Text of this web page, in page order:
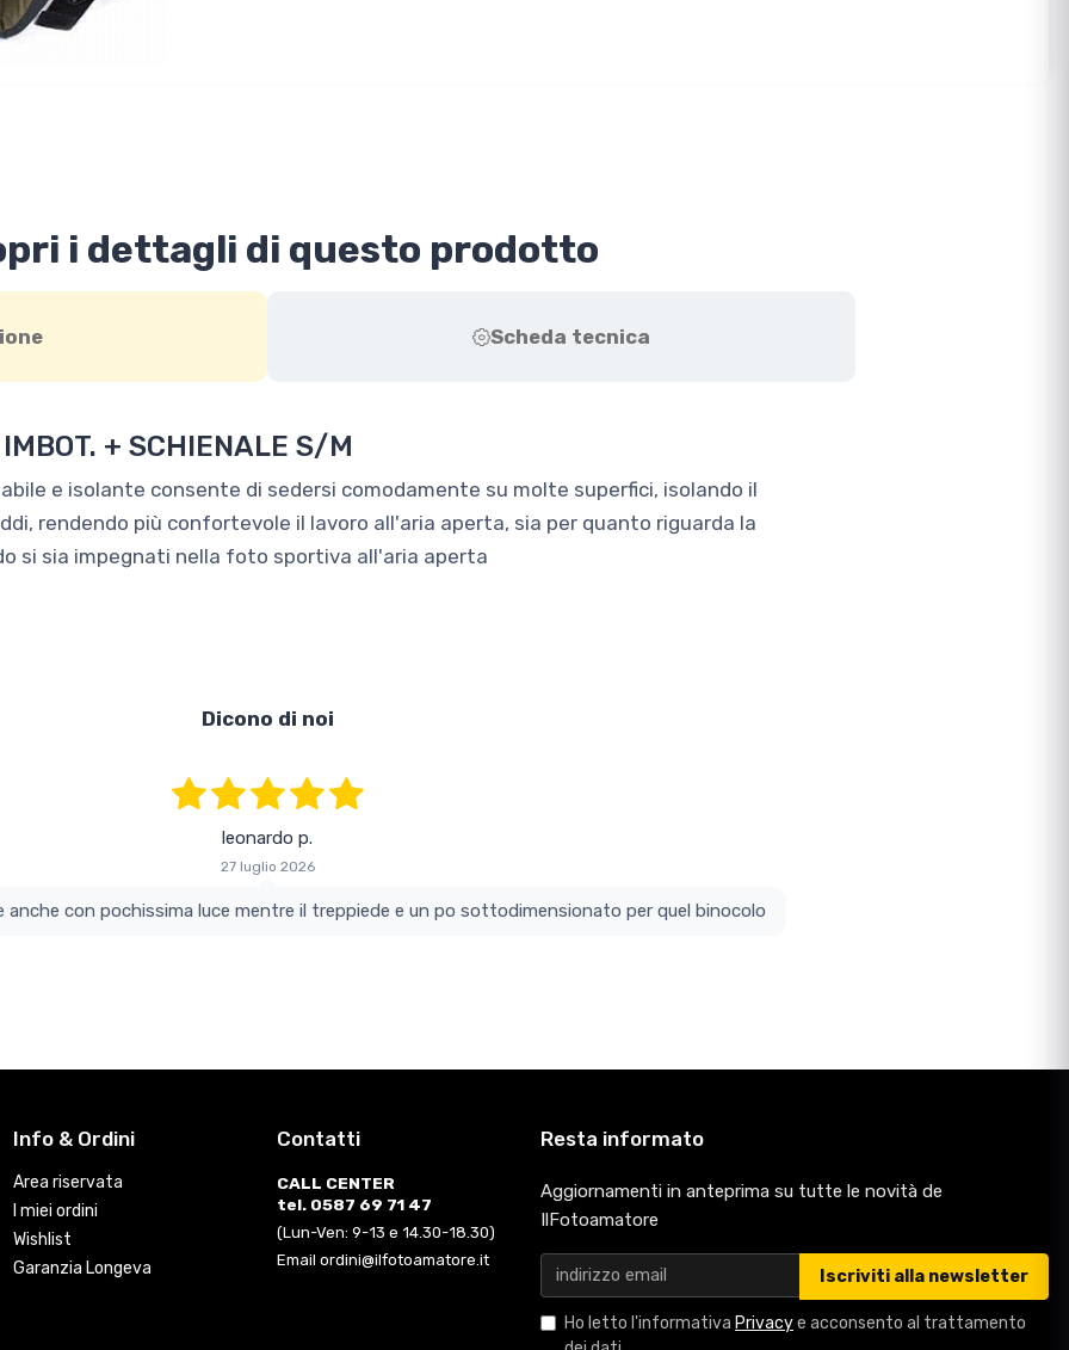
i dettagli di questo prodotto
Scheda tecnica
+ SCHIENALE S/M
e isolante consente di sedersi comodamente su molte superfici, isolando il
rendendo più confortevole il lavoro all'aria aperta, sia per quanto riguarda la
si sia impegnati nella foto sportiva all'aria aperta
Dicono di noi
leonardo p.
27 luglio 2026
e perfetto si vede anche con pochissima luce mentre il treppiede e un po sottodimensionato per quel binocolo
Info & Ordini
Area riservata
I miei ordini
Wishlist
Garanzia Longeva
Contatti
CALL CENTER
tel. 0587 69 71 47
(Lun-Ven: 9-13 e 14.30-18.30)
Email ordini@ilfotoamatore.it
Resta informato
Aggiornamenti in anteprima su tutte le novità de
IlFotoamatore
Iscriviti alla newsletter
Ho letto l'informativa Privacye acconsento al trattamento